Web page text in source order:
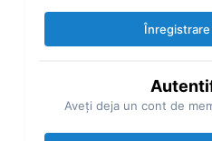
Aveţi deja un cont de